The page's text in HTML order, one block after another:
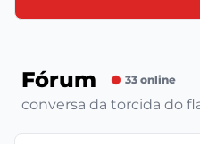
Fórum 33 online
conversa da torcida do